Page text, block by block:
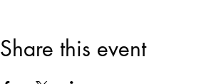
Share this event